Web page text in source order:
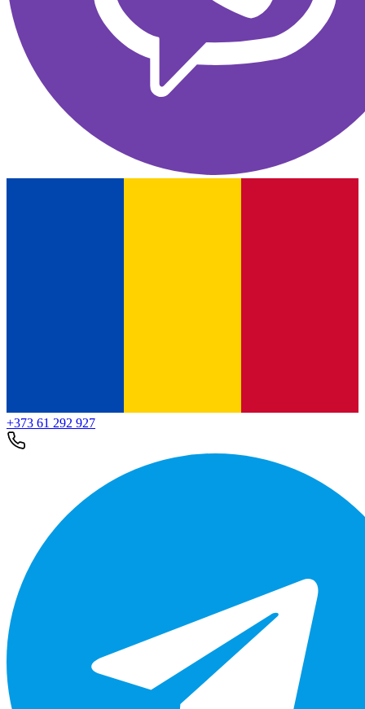
+373 61 292 927